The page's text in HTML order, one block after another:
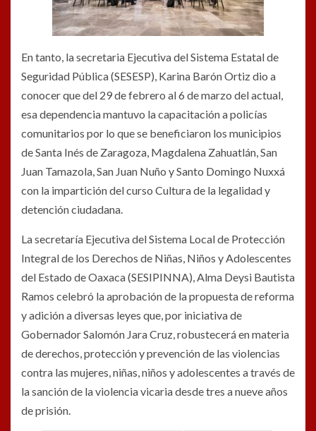
En tanto, la secretaria Ejecutiva del Sistema Estatal de
Seguridad Pública (SESESP), Karina Barón Ortiz dio a
conocer que del 29 de febrero al 6 de marzo del actual,
esa dependencia mantuvo la capacitación a policías
comunitarios por lo que se beneficiaron los municipios
de Santa Inés de Zaragoza, Magdalena Zahuatlán, San
Juan Tamazola, San Juan Nuño y Santo Domingo Nuxxá
con la impartición del curso Cultura de la legalidad y
detención ciudadana.
La secretaría Ejecutiva del Sistema Local de Protección
Integral de los Derechos de Niñas, Niños y Adolescentes
del Estado de Oaxaca (SESIPINNA), Alma Deysi Bautista
Ramos celebró la aprobación de la propuesta de reforma
y adición a diversas leyes que, por iniciativa de
Gobernador Salomón Jara Cruz, robustecerá en materia
de derechos, protección y prevención de las violencias
contra las mujeres, niñas, niños y adolescentes a través de
la sanción de la violencia vicaria desde tres a nueve años
de prisión.